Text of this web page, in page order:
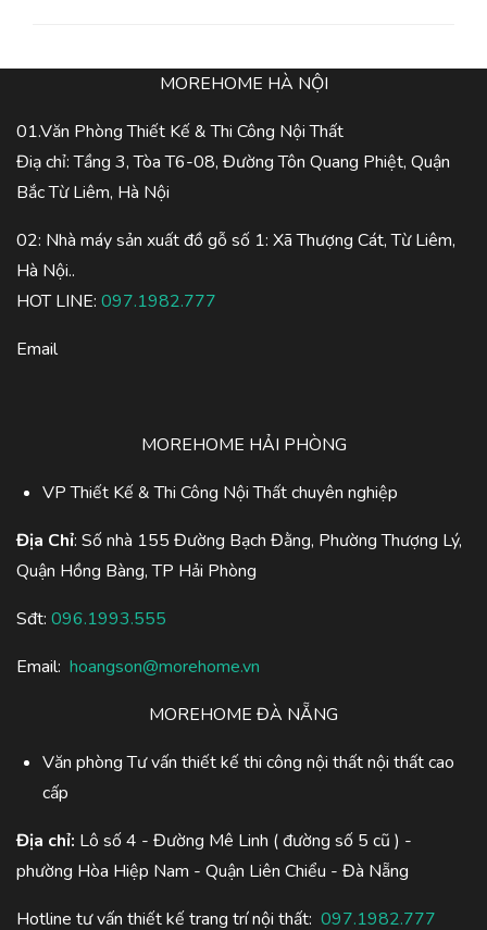
MOREHOME HÀ NỘI
01.Văn Phòng Thiết Kế & Thi Công Nội Thất
Điạ chỉ: Tầng 3, Tòa T6-08, Đường Tôn Quang Phiệt, Quận
Bắc Từ Liêm, Hà Nội
02: Nhà máy sản xuất đồ gỗ số 1: Xã Thượng Cát, Từ Liêm,
Hà Nội..
HOT LINE: 097.1982.777
Email
MOREHOME HẢI PHÒNG
VP Thiết Kế & Thi Công Nội Thất chuyên nghiệp
Địa Chỉ: Số nhà 155 Đường Bạch Đằng, Phường Thượng Lý,
Quận Hồng Bàng, TP Hải Phòng
Sđt: 096.1993.555
Email: hoangson@morehome.vn
MOREHOME ĐÀ NẴNG
Văn phòng Tư vấn thiết kế thi công nội thất nội thất cao
cấp
Địa chỉ: Lô số 4 - Đường Mê Linh ( đường số 5 cũ ) -
phường Hòa Hiệp Nam - Quận Liên Chiểu - Đà Nẵng
Hotline tư vấn thiết kế trang trí nội thất: 097.1982.777